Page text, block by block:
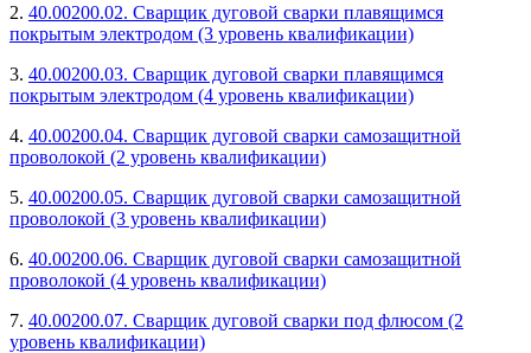
2. 40.00200.02. Сварщик дуговой сварки плавящимся
покрытым электродом (3 уровень квалификации)
3. 40.00200.03. Сварщик дуговой сварки плавящимся
покрытым электродом (4 уровень квалификации)
4. 40.00200.04. Сварщик дуговой сварки самозащитной
проволокой (2 уровень квалификации)
5. 40.00200.05. Сварщик дуговой сварки самозащитной
проволокой (3 уровень квалификации)
6. 40.00200.06. Сварщик дуговой сварки самозащитной
проволокой (4 уровень квалификации)
7. 40.00200.07. Сварщик дуговой сварки под флюсом (2
уровень квалификации)